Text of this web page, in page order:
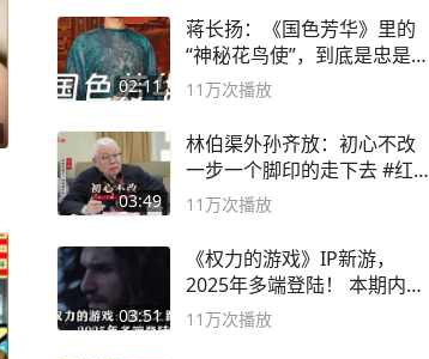
02:11
蒋长扬：《国色芳华》里的
“神秘花鸟使”，到底是忠是
奸？
11万次播放
03:49
林伯渠外孙齐放：初心不改
一步一个脚印的走下去 #红船
论坛
11万次播放
03:51
《权力的游戏》IP新游，
2025年多端登陆！ 本期内容
概要
11万次播放